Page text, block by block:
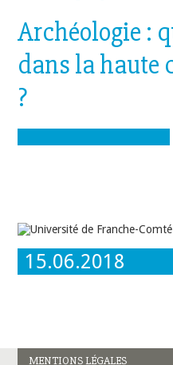
Archéologie :
dans la haute
?
15.06.2018
MENTIONS LÉGALES